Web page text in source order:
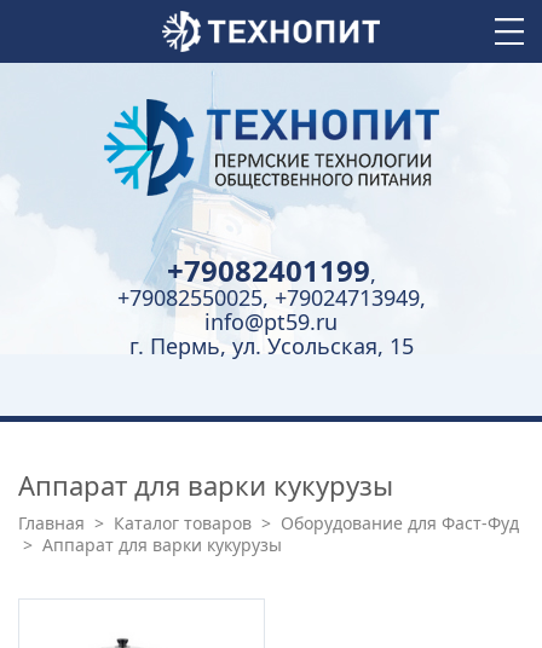
+79082401199,
+79082550025, +79024713949,
info@pt59.ru
г. Пермь, ул. Усольская, 15
Аппарат для варки кукурузы
Главная > Каталог товаров > Оборудование для Фаст-Фуд
> Аппарат для варки кукурузы